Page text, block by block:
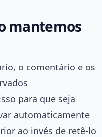
mantemos
o comentário e os
para que seja
automaticamente
ao invés de retê-lo